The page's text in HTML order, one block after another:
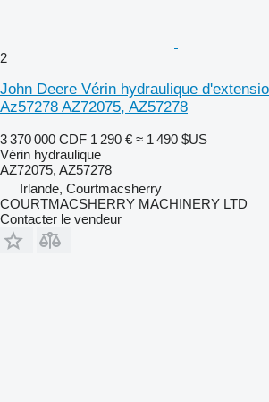
2
John Deere Vérin hydraulique
Az57278 AZ72075, AZ57278
3 370 000 CDF 1 290 € ≈ 1 490 $US
Vérin hydraulique
AZ72075, AZ57278
Irlande, Courtmacsherry
COURTMACSHERRY MACHINERY LTD
Contacter le vendeur